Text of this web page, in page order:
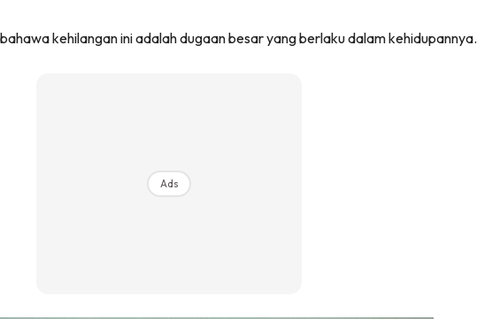
kehilangan ini adalah dugaan besar yang berlaku dalam kehidupannya.
Ads